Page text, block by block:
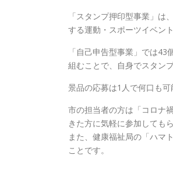
「スタンプ押印型事業」
する運動・スポーツイベン
「自己申告型事業」では
組むことで、自身でスタン
景品の応募は1人で何口も可
市の担当者の方は「コロナ
きた方に気軽に参加しても
また、健康福祉局の「ハマ
ことです。